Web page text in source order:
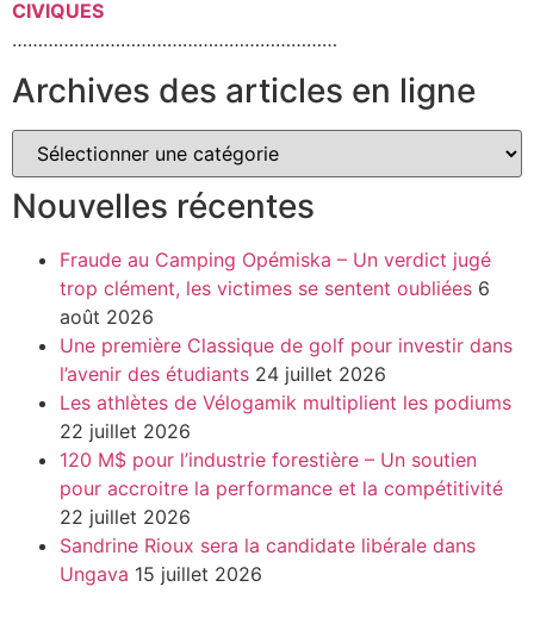
CIVIQUES
………………………………………………………
Archives des articles en ligne
Nouvelles récentes
Fraude au Camping Opémiska – Un verdict jugé
trop clément, les victimes se sentent oubliées 6
août 2026
Une première Classique de golf pour investir dans
l’avenir des étudiants 24 juillet 2026
Les athlètes de Vélogamik multiplient les podiums
22 juillet 2026
120 M$ pour l’industrie forestière – Un soutien
pour accroitre la performance et la compétitivité
22 juillet 2026
Sandrine Rioux sera la candidate libérale dans
Ungava 15 juillet 2026